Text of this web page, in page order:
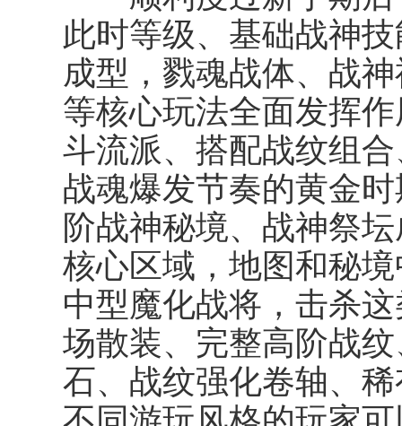
此时等级、基础战神
成型，戮魂战体、战
等核心玩法全面发挥
斗流派、搭配战纹组
战魂爆发节奏的黄金
阶战神秘境、战神祭
核心区域，地图和秘
中型魔化战将，击杀
场散装、完整高阶战
石、战纹强化卷轴、